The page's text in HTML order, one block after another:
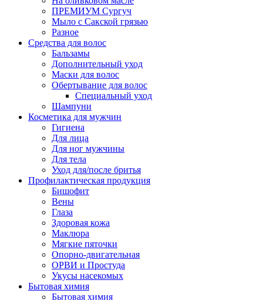
ПРЕМИУМ Сургуч
Мыло с Сакской грязью
Разное
Средства для волос
Бальзамы
Дополнительный уход
Маски для волос
Обертывание для волос
Специальный уход
Шампуни
Косметика для мужчин
Гигиена
Для лица
Для ног мужчины
Для тела
Уход для/после бритья
Профилактическая продукция
Бишофит
Вены
Глаза
Здоровая кожа
Маклюра
Мягкие пяточки
Опорно-двигательная
ОРВИ и Простуда
Укусы насекомых
Бытовая химия
Бытовая химия